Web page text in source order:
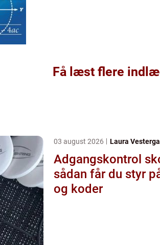
Få læst flere
03 august 2026 Laura
Adgangskontrol
sådan får du styr
og koder